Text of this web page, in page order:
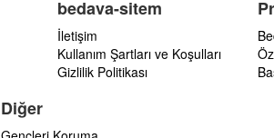
bedava-sitem
İletişim
Kullanım Şartları ve Koşulları
Gizlilik Politikası
Diğer